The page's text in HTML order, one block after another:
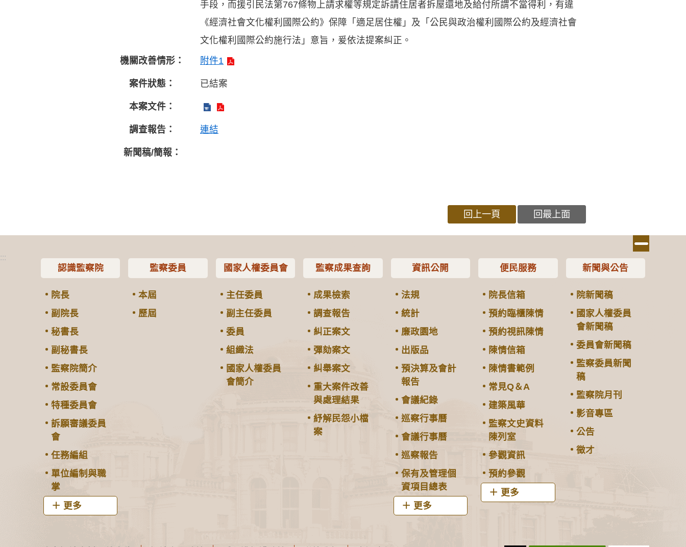
手段，而援引民法第767條物上請求權等規定訴請住居者拆屋還地及給付所謂不當得利，有違
《經濟社會文化權利國際公約》保障「適足居住權」及「公民與政治權利國際公約及經濟社會
文化權利國際公約施行法」意旨，爰依法提案糾正。
機關改善情形：
附件1
案件狀態： 已結案
本案文件：
調查報告： 連結
新聞稿/簡報：
回上一頁 回最上面
:::
認識監察院
院長
副院長
秘書長
副秘書長
監察院簡介
常設委員會
特種委員會
訴願審議委員
會
任務編組
單位編制與職
掌
更多
監察委員
本屆
歷屆
國家人權委員會
主任委員
副主任委員
委員
組織法
國家人權委員
會簡介
監察成果查詢
成果檢索
調查報告
糾正案文
彈劾案文
糾舉案文
重大案件改善
與處理結果
紓解民怨小檔
案
資訊公開
法規
統計
廉政園地
出版品
預決算及會計
報告
會議紀錄
巡察行事曆
會議行事曆
巡察報告
保有及管理個
資項目總表
更多
便民服務
院長信箱
預約臨櫃陳情
預約視訊陳情
陳情信箱
陳情書範例
常見Q＆A
建築風華
監察文史資料
陳列室
參觀資訊
預約參觀
更多
新聞與公告
院新聞稿
國家人權委員
會新聞稿
委員會新聞稿
監察委員新聞
稿
監察院月刊
影音專區
公告
徵才